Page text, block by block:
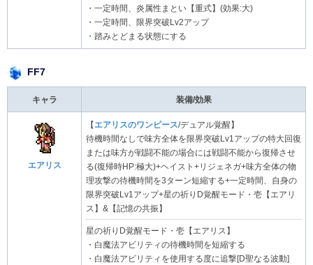
・一定時間、炎属性まとい【重式】(効果:大)
・一定時間、限界突破Lv2アップ
・踏みとどまる状態にする
FF7
キャラ 装備/効果
エアリス
【 エアリスのワンピース/デュアル覚醒】
待機時間なしで味方全体を限界突破Lv1アップの特大回復
または味方が戦闘不能の場合には戦闘不能から復帰させ
る(復帰時HP:極大)+ヘイスト+リジェネガ+味方全体の物
理攻撃の待機時間を3ターン短縮する+一定時間、自身の
限界突破Lv1アップ+星の祈りD覚醒モード・壱【エアリ
ス】&【記憶の共振】
星の祈りD覚醒モード・壱【エアリス】
・白魔法アビリティの待機時間を短縮する
・白魔法アビリティを使用する度に追撃[D聖なる波動]